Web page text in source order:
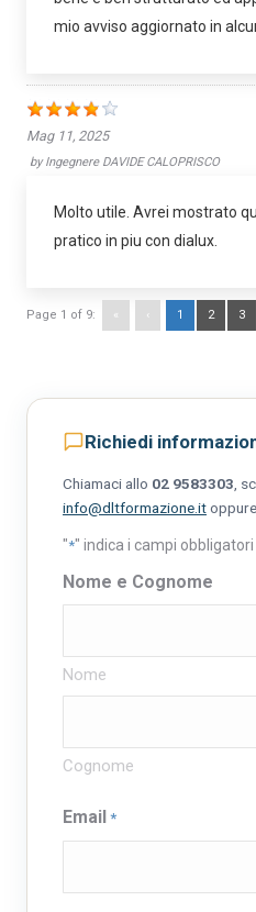
mio avviso aggiornato in
Mag 11, 2025
byIngegnere DAVIDE CALOPRISCO
Molto utile. Avrei mostrato
pratico in piu con dialux.
Page 1 of 9: « ‹ 1 2 3
Richiedi
Chiamaci allo 02 9583303 ,
info@dltformazione.it
"*" indica i campi obbligatori
Nome e Cognome
Nome
Cognome
Email *